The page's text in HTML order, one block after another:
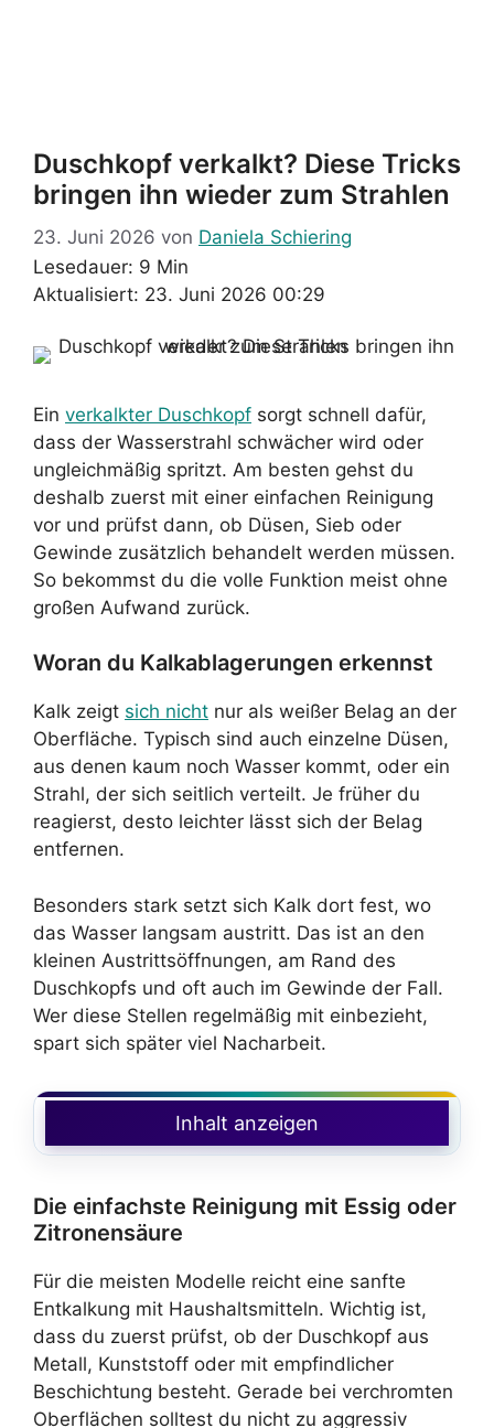
Duschkopf verkalkt? Diese Tricks
bringen ihn wieder zum Strahlen
23. Juni 2026 von Daniela Schiering
Lesedauer: 9 Min
Aktualisiert: 23. Juni 2026 00:29
Ein verkalkter Duschkopf sorgt schnell dafür,
dass der Wasserstrahl schwächer wird oder
ungleichmäßig spritzt. Am besten gehst du
deshalb zuerst mit einer einfachen Reinigung
vor und prüfst dann, ob Düsen, Sieb oder
Gewinde zusätzlich behandelt werden müssen.
So bekommst du die volle Funktion meist ohne
großen Aufwand zurück.
Woran du Kalkablagerungen erkennst
Kalk zeigt sich nicht nur als weißer Belag an der
Oberfläche. Typisch sind auch einzelne Düsen,
aus denen kaum noch Wasser kommt, oder ein
Strahl, der sich seitlich verteilt. Je früher du
reagierst, desto leichter lässt sich der Belag
entfernen.
Besonders stark setzt sich Kalk dort fest, wo
das Wasser langsam austritt. Das ist an den
kleinen Austrittsöffnungen, am Rand des
Duschkopfs und oft auch im Gewinde der Fall.
Wer diese Stellen regelmäßig mit einbezieht,
spart sich später viel Nacharbeit.
Inhalt anzeigen
Die einfachste Reinigung mit Essig oder
Zitronensäure
Für die meisten Modelle reicht eine sanfte
Entkalkung mit Haushaltsmitteln. Wichtig ist,
dass du zuerst prüfst, ob der Duschkopf aus
Metall, Kunststoff oder mit empfindlicher
Beschichtung besteht. Gerade bei verchromten
Oberflächen solltest du nicht zu aggressiv